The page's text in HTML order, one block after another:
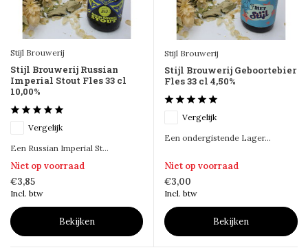
Stijl Brouwerij
Stijl Brouwerij Russian
Imperial Stout Fles 33 cl
10,00%
Vergelijk
Een Russian Imperial St...
Niet op voorraad
€3,85
Incl. btw
Bekijken
Stijl Brouwerij
Stijl Brouwerij Geboortebier
Fles 33 cl 4,50%
Vergelijk
Een ondergistende Lager...
Niet op voorraad
€3,00
Incl. btw
Bekijken